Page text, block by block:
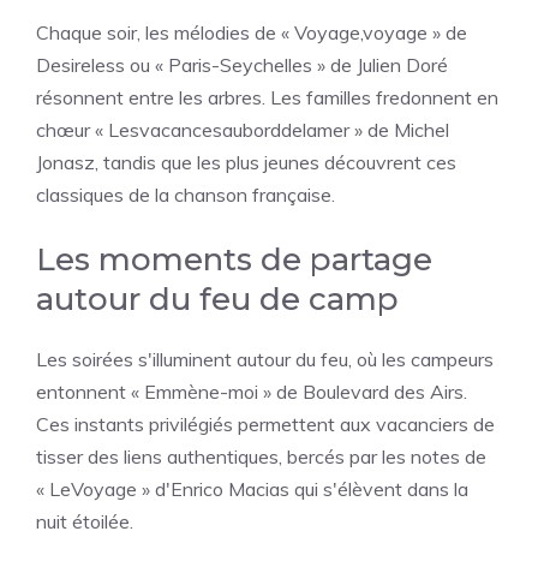
Chaque soir, les mélodies de « Voyage,voyage » de
Desireless ou « Paris-Seychelles » de Julien Doré
résonnent entre les arbres. Les familles fredonnent en
chœur « Lesvacancesauborddelamer » de Michel
Jonasz, tandis que les plus jeunes découvrent ces
classiques de la chanson française.
Les moments de partage
autour du feu de camp
Les soirées s'illuminent autour du feu, où les campeurs
entonnent « Emmène-moi » de Boulevard des Airs.
Ces instants privilégiés permettent aux vacanciers de
tisser des liens authentiques, bercés par les notes de
« LeVoyage » d'Enrico Macias qui s'élèvent dans la
nuit étoilée.